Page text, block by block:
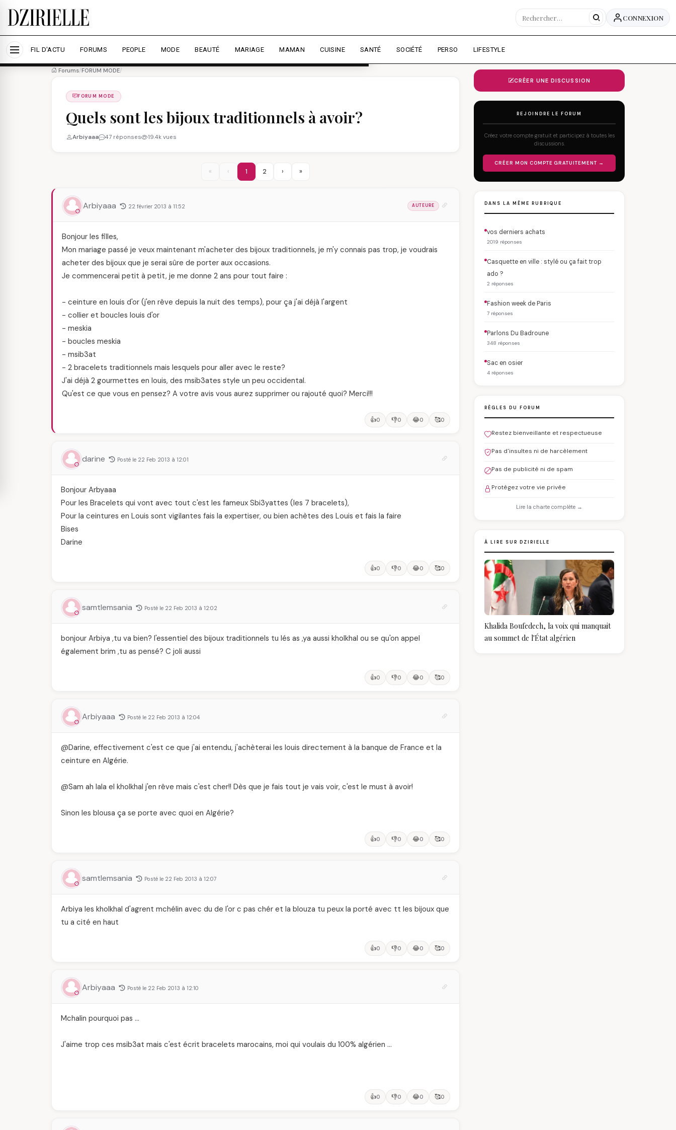
Nous utilisons des cookies pour améliorer votre expérience et mesurer l'audience.
Accepter tout Personnaliser
CONNEXION
FIL D'ACTU FORUMS PEOPLE MODE BEAUTÉ MARIAGE MAMAN CUISINE SANTÉ SOCIÉTÉ PERSO LIFESTYLE
Forums/FORUM MODE/
FORUM MODE
Quels sont les bijoux traditionnels à avoir?
Arbiyaaa 47 réponses 19.4k vues
« ‹ 1 2 › »
Arbiyaaa 22 février 2013 à 11:52 AUTEURE
Bonjour les filles,
Mon mariage passé je veux maintenant m'acheter des bijoux traditionnels, je m'y connais pas trop, je voudrais
acheter des bijoux que je serai sûre de porter aux occasions.
Je commencerai petit à petit, je me donne 2 ans pour tout faire :
- ceinture en louis d'or (j'en rêve depuis la nuit des temps), pour ça j'ai déjà l'argent
- collier et boucles louis d'or
- meskia
- boucles meskia
- msib3at
- 2 bracelets traditionnels mais lesquels pour aller avec le reste?
J'ai déjà 2 gourmettes en louis, des msib3ates style un peu occidental.
Qu'est ce que vous en pensez? A votre avis vous aurez supprimer ou rajouté quoi? Merci!!!
👍0 👎0 😂0 🥰0
darine Posté le 22 Feb 2013 à 12:01
Bonjour Arbyaaa
Pour les Bracelets qui vont avec tout c'est les fameux Sbi3yattes (les 7 bracelets),
Pour la ceintures en Louis sont vigilantes fais la expertiser, ou bien achètes des Louis et fais la faire
Bises
Darine
👍0 👎0 😂0 🥰0
samtlemsania Posté le 22 Feb 2013 à 12:02
bonjour Arbiya ,tu va bien? l'essentiel des bijoux traditionnels tu lés as ,ya aussi kholkhal ou se qu'on appel
également brim ,tu as pensé? C joli aussi
👍0 👎0 😂0 🥰0
Arbiyaaa Posté le 22 Feb 2013 à 12:04
@Darine, effectivement c'est ce que j'ai entendu, j'achèterai les louis directement à la banque de France et la
ceinture en Algérie.
@Sam ah lala el kholkhal j'en rêve mais c'est cher!! Dès que je fais tout je vais voir, c'est le must à avoir!
Sinon les blousa ça se porte avec quoi en Algérie?
👍0 👎0 😂0 🥰0
samtlemsania Posté le 22 Feb 2013 à 12:07
Arbiya les kholkhal d'agrent mchélin avec du de l'or c pas chér et la blouza tu peux la porté avec tt les bijoux que
tu a cité en haut
👍0 👎0 😂0 🥰0
Arbiyaaa Posté le 22 Feb 2013 à 12:10
Mchalin pourquoi pas …
J'aime trop ces msib3at mais c'est écrit bracelets marocains, moi qui voulais du 100% algérien …
👍0 👎0 😂0 🥰0
CRÉER UNE DISCUSSION
REJOINDRE LE FORUM
Créez votre compte gratuit et participez à toutes les
discussions.
CRÉER MON COMPTE GRATUITEMENT →
DANS LA MÊME RUBRIQUE
vos derniers achats
2019 réponses
Casquette en ville : stylé ou ça fait trop
ado ?
2 réponses
Fashion week de Paris
7 réponses
Parlons Du Badroune
348 réponses
Sac en osier
4 réponses
RÈGLES DU FORUM
Restez bienveillante et respectueuse
Pas d'insultes ni de harcèlement
Pas de publicité ni de spam
Protégez votre vie privée
Lire la charte complète →
À LIRE SUR DZIRIELLE
Khalida Boufedech, la voix qui manquait
au sommet de l'État algérien